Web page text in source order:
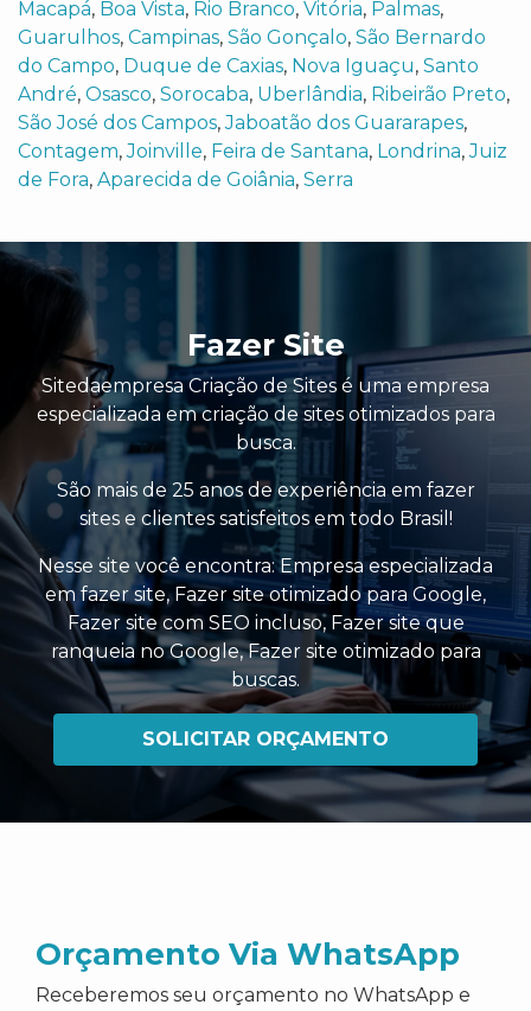
Macapá, Boa Vista, Rio Branco, Vitória, Palmas,
Guarulhos, Campinas, São Gonçalo, São Bernardo
do Campo, Duque de Caxias, Nova Iguaçu, Santo
André, Osasco, Sorocaba, Uberlândia, Ribeirão Preto,
São José dos Campos,Jaboatão dos Guararapes,
Contagem,Joinville, Feira de Santana, Londrina,Juiz
de Fora, Aparecida de Goiânia, Serra
Fazer Site
Sitedaempresa Criação de Sites é uma empresa
especializada em criação de sites otimizados para
busca.
São mais de 25 anos de experiência em fazer
sites e clientes satisfeitos em todo Brasil!
Nesse site você encontra:Empresa especializada
em fazer site,Fazer site otimizado para Google,
Fazer site com SEO incluso, Fazer site que
ranqueia no Google,Fazer site otimizado para
buscas.
SOLICITAR ORÇAMENTO
Orçamento Via WhatsApp
Receberemos seu orçamento no WhatsApp e